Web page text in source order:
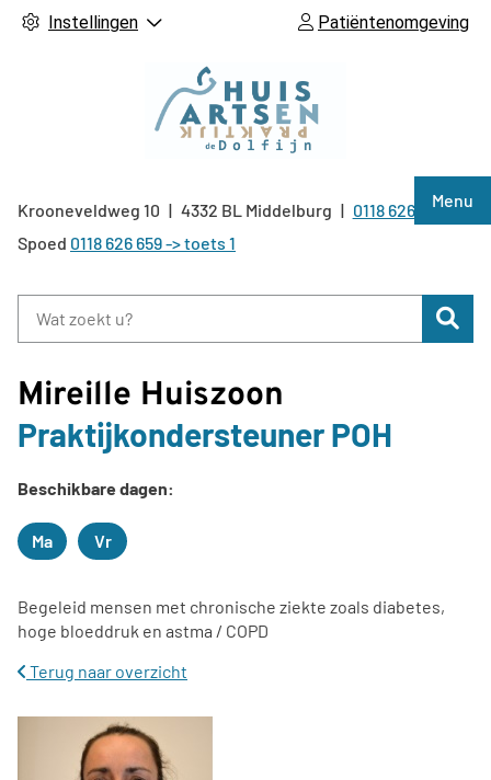
Instellingen Patiëntenomgeving
Menu
Krooneveldweg 10 4332 BL Middelburg Tel:
0118 626 659
Spoed 0118 626 659 -> toets 1
Mireille Huiszoon
Praktijkondersteuner POH
Beschikbare dagen:
Maandag
Ma Vrijdag
Vr
Begeleid mensen met chronische ziekte zoals diabetes,
hoge bloeddruk en astma / COPD
Terug naar overzicht